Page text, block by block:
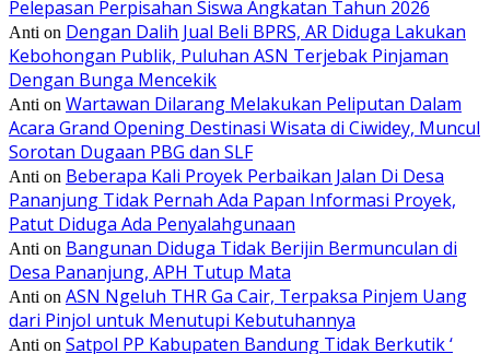
Pelepasan Perpisahan Siswa Angkatan Tahun 2026
Anti on Dengan Dalih Jual Beli BPRS, AR Diduga Lakukan
Kebohongan Publik, Puluhan ASN Terjebak Pinjaman
Dengan Bunga Mencekik
Anti on Wartawan Dilarang Melakukan Peliputan Dalam
Acara Grand Opening Destinasi Wisata di Ciwidey, Muncul
Sorotan Dugaan PBG dan SLF
Anti on Beberapa Kali Proyek Perbaikan Jalan Di Desa
Pananjung Tidak Pernah Ada Papan Informasi Proyek,
Patut Diduga Ada Penyalahgunaan
Anti on Bangunan Diduga Tidak Berijin Bermunculan di
Desa Pananjung, APH Tutup Mata
Anti on ASN Ngeluh THR Ga Cair, Terpaksa Pinjem Uang
dari Pinjol untuk Menutupi Kebutuhannya
Anti on Satpol PP Kabupaten Bandung Tidak Berkutik ‘